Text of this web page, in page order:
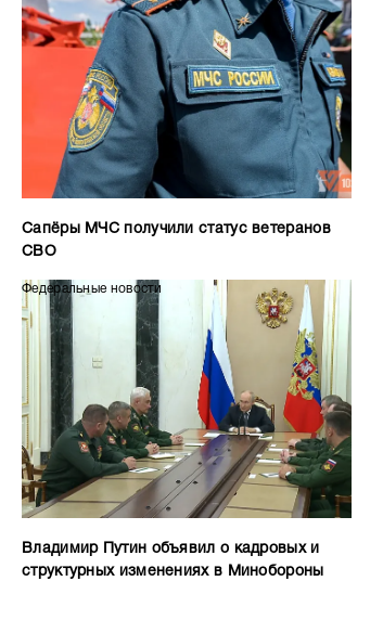
Сапёры МЧС получили статус ветеранов
СВО
Федеральные новости
Владимир Путин объявил о кадровых и
структурных изменениях в Минобороны